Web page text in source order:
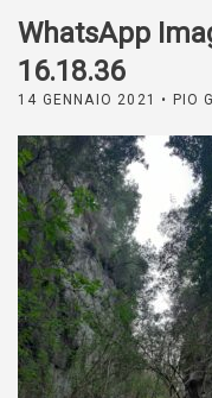
WhatsApp
16.18.36
14 GENNAIO 2021 • PIO